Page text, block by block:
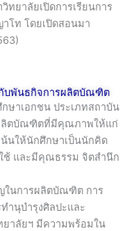
ทยาลัยเปิดการเรียนการ
โท โดยเปิดสอนมา
บพันธกิจการผลิตบัณฑิต
าเอกชน ประเภทสถาบัน
ลิตบัณฑิตที่มีคุณภาพให้แก่
น้นให้นักศึกษาเป็นนักคิด
ช้ และมีคุณธรรม จิตสำนึก
การผลิตบัณฑิต การ
ำนุบำรุงศิลปะและ
าลัยฯ มีความพร้อมใน